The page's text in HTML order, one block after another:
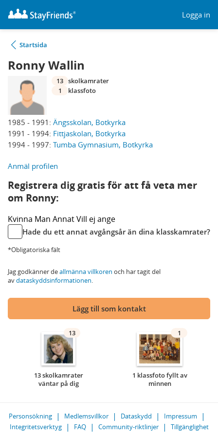
Logga in
Startsida
Ronny Wallin
1985 - 1991: Ängsskolan, Botkyrka
1991 - 1994: Fittjaskolan, Botkyrka
1994 - 1997: Tumba Gymnasium, Botkyrka
13 skolkamrater
1
klassfoto
Anmäl profilen
Registrera dig gratis för att få veta mer
om Ronny:
Kvinna Man AnnatVill ej ange
Hade du ett annat avgångsår än dina klasskamrater?
*Obligatoriska fält
Jag godkänner deallmänna villkoren och har tagit del
avdataskyddsinformationen.
Lägg till som kontakt
13
13 skolkamrater
väntar på dig
1
1 klassfoto fyllt av
minnen
Personsökning Medlemsvillkor Dataskydd
Impressum
Integritetsverktyg
FAQ Community-riktlinjer Tillgänglighet